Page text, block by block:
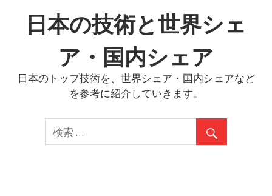
日本の技術と世界シェ
ア・国内シェア
日本のトップ技術を、世界シェア・国内シェアなど
を参考に紹介していきます。